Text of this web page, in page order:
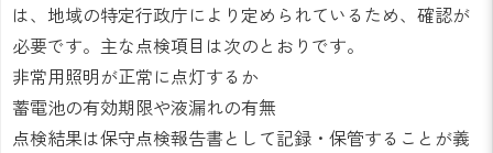
は、地域の特定行政庁により定められているため、確認が
必要です。主な点検項目は次のとおりです。
非常用照明が正常に点灯するか
蓄電池の有効期限や液漏れの有無
点検結果は保守点検報告書として記録・保管することが義